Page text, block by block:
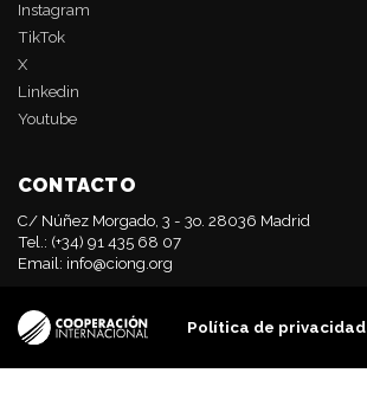
Instagram
TikTok
X
Linkedin
Youtube
CONTACTO
C/ Núñez Morgado, 3 - 3o. 28036 Madrid
Tel.: (+34) 91 435 68 07
Email: info@ciong.org
Política de privacidad